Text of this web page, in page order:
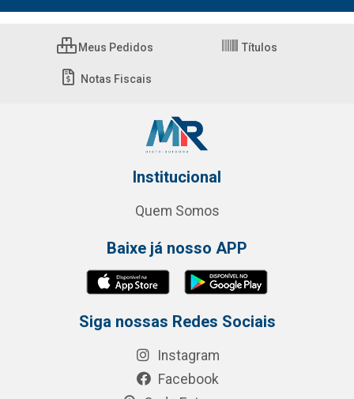
Meus Pedidos Títulos
Notas Fiscais
Institucional
Quem Somos
Baixe já nosso APP
Siga nossas Redes Sociais
Instagram
Facebook